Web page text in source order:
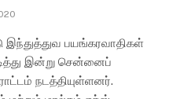
பயங்கரவாதிகள்
இன்று சென்னைப்
நடத்தியுள்ளனர்.